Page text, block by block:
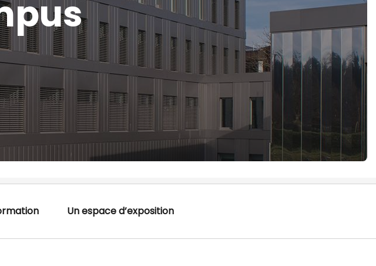
Un espace d’exposition